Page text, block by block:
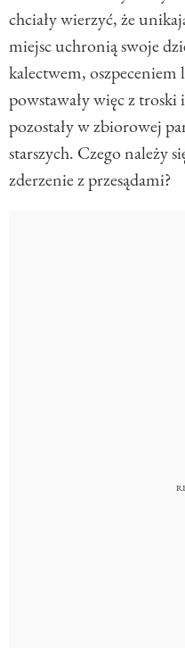
chciały wierzyć, że
miejsc uchronią swoje
kalectwem, oszpeceniem
powstawały więc z
pozostały w zbiorowej
starszych. Czego należy
zderzenie z przesądami?